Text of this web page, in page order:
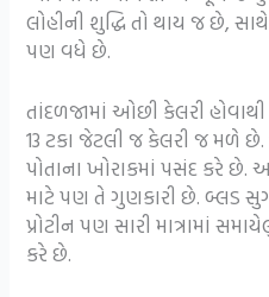
લોહીની શુદ્ધિ તો થાય જ છે, સાથે
પણ વધે છે.
તાંદળજામાં ઓછી કેલરી
13 ટકા જેટલી જ કેલરી જ મળે
પોતાના ખોરાકમાં પસંદ કરે છે.
માટે પણ તે ગુણકારી છે. બ્લડ
પ્રોટીન પણ સારી માત્રામાં
કરે છે.